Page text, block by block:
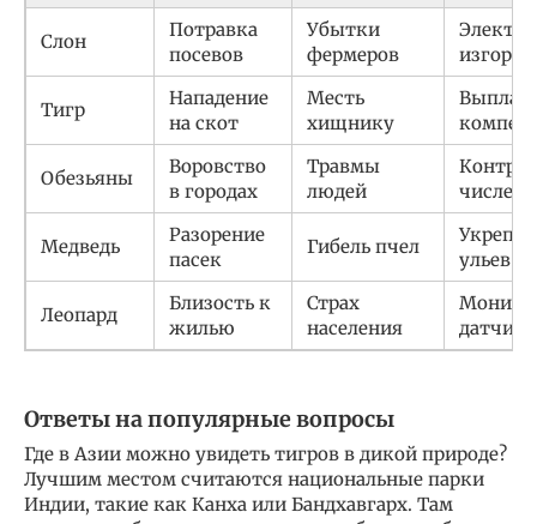
Слон
Потравка
посевов
Убытки
фермеров
Тигр
Нападение
на скот
Месть
хищнику
Обезьяны
Воровство
в городах
Травмы
людей
Медведь
Разорение
пасек
Гибель пчел
ульев
Леопард
Близость к
жилью
Страх
населения
датчики
Ответы на популярные вопросы
Где в Азии можно увидеть тигров в дикой природе?
Лучшим местом считаются национальные парки
Индии, такие как Канха или Бандхавгарх. Там